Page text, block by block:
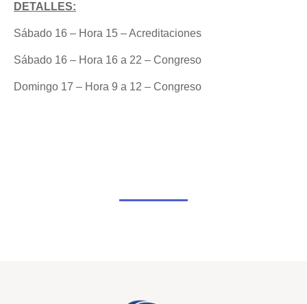
DETALLES:
Sábado 16 – Hora 15 – Acreditaciones
Sábado 16 – Hora 16 a 22 – Congreso
Domingo 17 – Hora 9 a 12 – Congreso